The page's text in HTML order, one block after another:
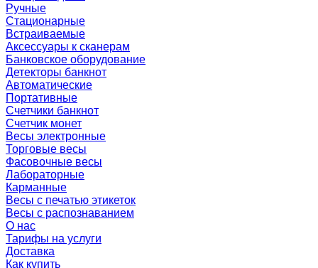
Ручные
Стационарные
Встраиваемые
Аксессуары к сканерам
Банковское оборудование
Детекторы банкнот
Автоматические
Портативные
Счетчики банкнот
Счетчик монет
Весы электронные
Торговые весы
Фасовочные весы
Лабораторные
Карманные
Весы с печатью этикеток
Весы с распознаванием
О нас
Тарифы на услуги
Доставка
Как купить